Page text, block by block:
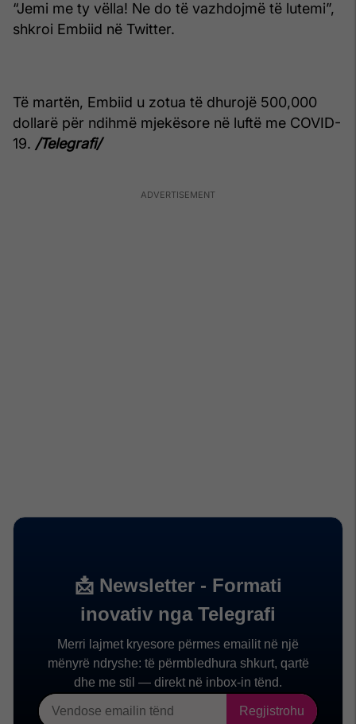
“Jemi me ty vëlla! Ne do të vazhdojmë të lutemi”,
shkroi Embiid në Twitter.
Të martën, Embiid u zotua të dhurojë 500,000
dollarë për ndihmë mjekësore në luftë me COVID-
19. /Telegrafi/